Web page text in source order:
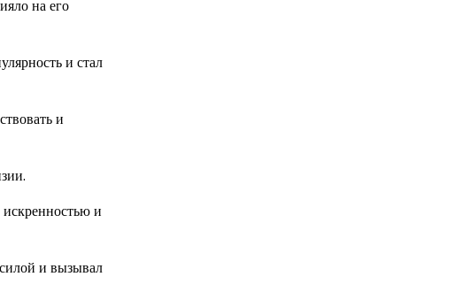
на его
и стал
и
и
и вызывал